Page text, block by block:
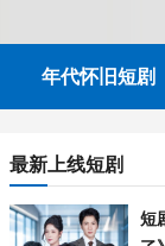
年代怀旧短剧
最新上线短剧
短